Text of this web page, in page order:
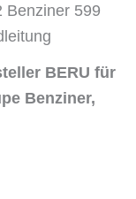
Benziner 599
BERU für
Benziner,